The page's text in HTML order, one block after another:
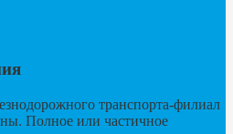
транспорта-филиал
Полное или частичное